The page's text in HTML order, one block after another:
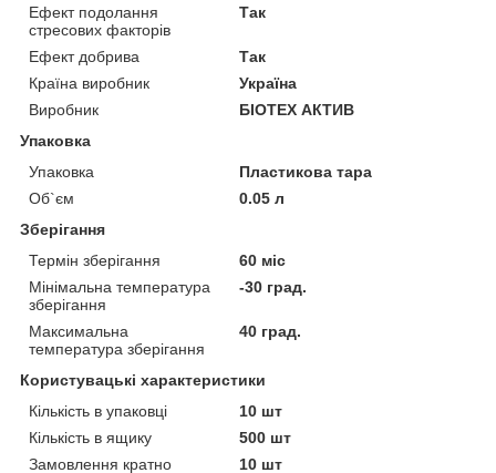
Ефект подолання
стресових факторів
Так
Ефект добрива
Так
Країна виробник
Україна
Виробник
БІОТЕХ АКТИВ
Упаковка
Упаковка
Пластикова тара
Об`єм
0.05 л
Зберігання
Термін зберігання
60 міс
Мінімальна температура
зберігання
-30 град.
Максимальна
температура зберігання
40 град.
Користувацькі характеристики
Кількість в упаковці
10 шт
Кількість в ящику
500 шт
Замовлення кратно
10 шт